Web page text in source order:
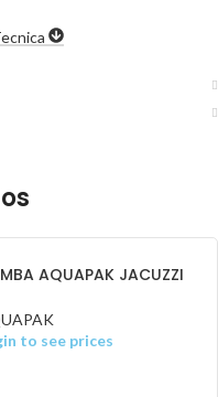
AQUAPAK JACUZZI
to see prices